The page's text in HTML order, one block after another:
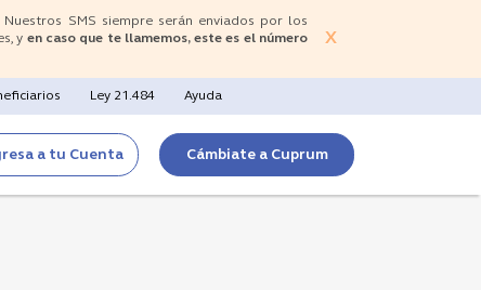
SMS siempre serán enviados por los
y en caso que te llamemos, este es el número
X
Ley 21.484 Ayuda
a tu Cuenta Cámbiate a Cuprum